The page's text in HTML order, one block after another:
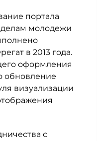
портала
делам молодежи
в 2013 года.
оформления
обновление
визуализации
с